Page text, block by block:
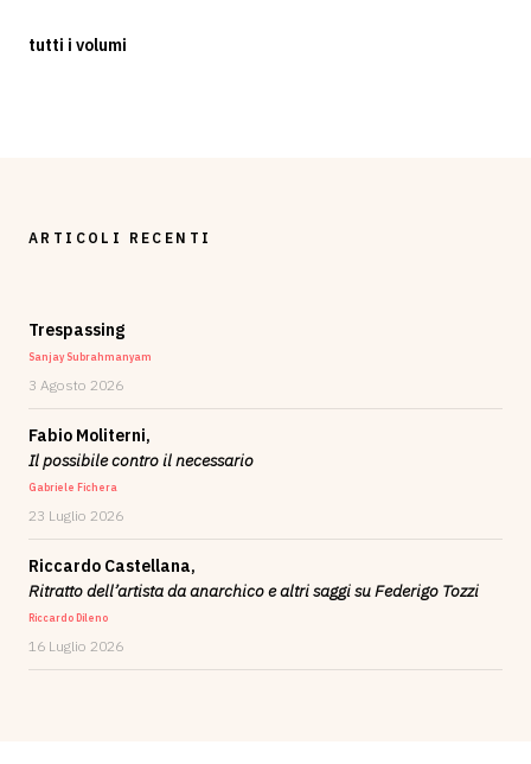
tutti i volumi
ARTICOLI RECENTI
Trespassing
Sanjay Subrahmanyam
3 Agosto 2026
Fabio Moliterni,
Il possibile contro il necessario
Gabriele Fichera
23 Luglio 2026
Riccardo Castellana,
Ritratto dell’artista da anarchico e altri saggi su Federigo Tozzi
Riccardo Dileno
16 Luglio 2026